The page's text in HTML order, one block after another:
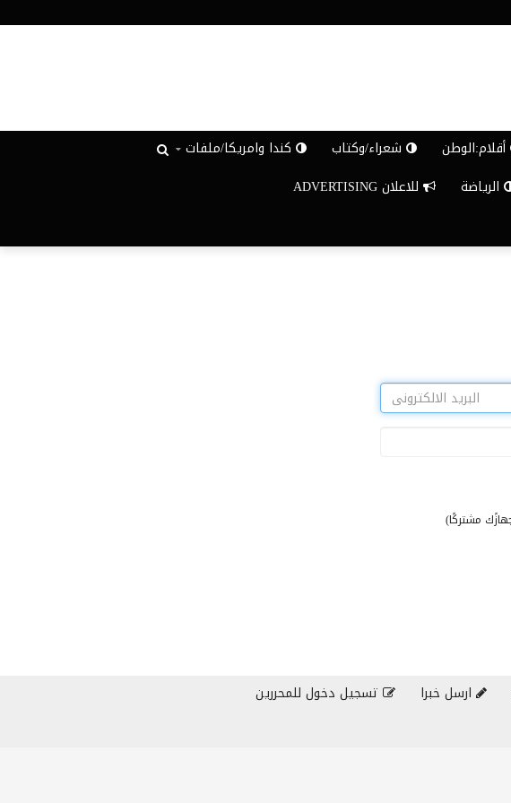
أقلام:الوطن شعراء/وكتاب
كندا وامريكا/ملفات
الرياضة
للاعلان ADVERTISING
ارسل خبرا
تسجيل دخول للمحررين